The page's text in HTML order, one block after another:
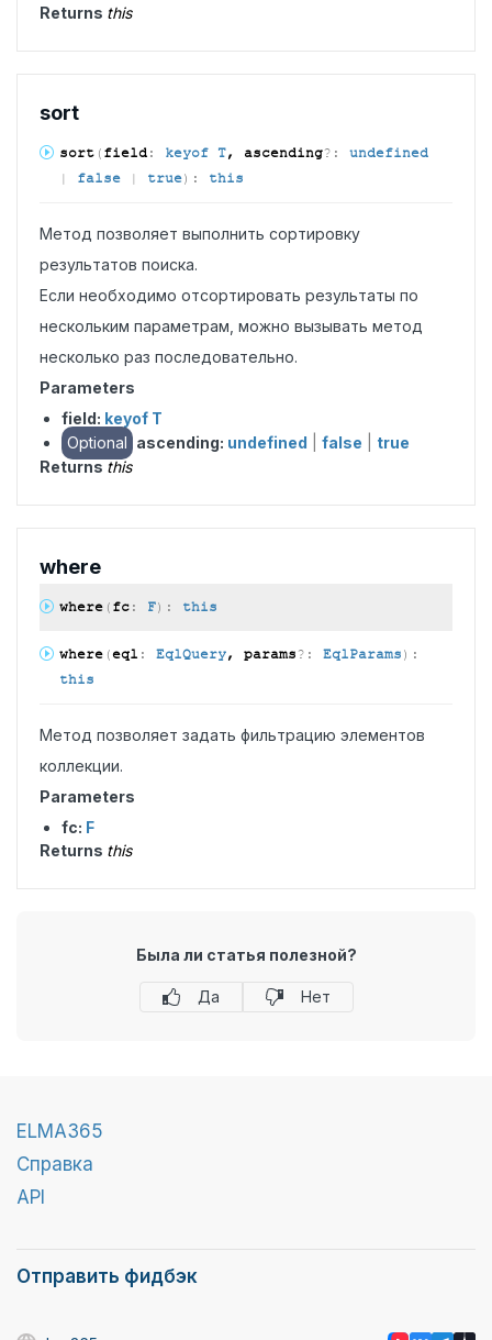
Returns this
sort
sort (field: keyof T, ascending?: undefined
| false | true) : this
Метод позволяет выполнить сортировку
результатов поиска.
Если необходимо отсортировать результаты по
нескольким параметрам, можно вызывать метод
несколько раз последовательно.
Parameters
field: keyof T
Optional ascending: undefined false
true
Returns this
where
where (fc: F) : this
where (eql : EqlQuery, params?: EqlParams) :
this
Метод позволяет задать фильтрацию элементов
коллекции.
Parameters
fc: F
Returns this
Была ли статья полезной?
Да Нет
ELMA365
Справка
API
Отправить фидбэк